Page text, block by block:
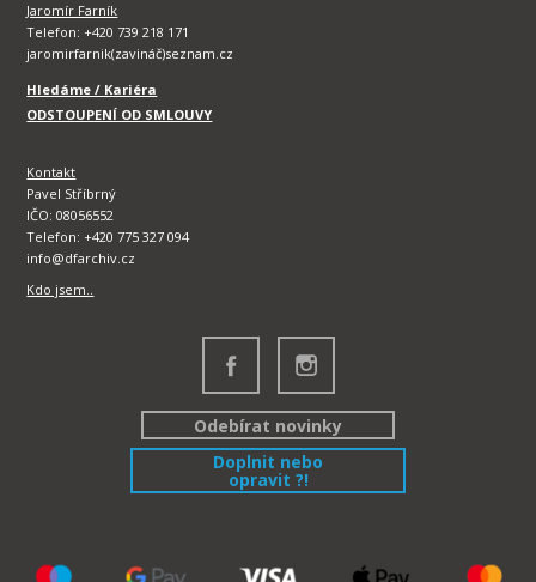
Jaromír Farník
Telefon: +420 739 218 171
jaromirfarnik(zavináč)seznam.cz
Hledáme / Kariéra
ODSTOUPENÍ OD SMLOUVY
Kontakt
Pavel Stříbrný
IČO: 08056552
Telefon: +420 775 327 094
info@dfarchiv.cz
Kdo jsem..
Odebírat novinky
Doplnit nebo
opravit ?!